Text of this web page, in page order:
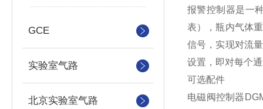
GCE
实验室气路
北京实验室气路
报警控制器是一
表），瓶内气体
信号，实现对流
设置，即对每个
可选配件
电磁阀控制器